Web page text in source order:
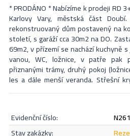
* PRODÁNO * Nabízíme k prodeji RD
Karlovy Vary, městská část
rekonstruovaný dům postavený na
století, s garáží cca 30m2 na DO.
69m2, v přízemí se nachází kuchyně
vanou, WC, ložnice, v patře pak
přiznanými trámy, druhý pokoj
les a dále menší veranda. Střešní
domu provedena před cca 10
ohřev vody bojler, kanalizace v ulici
Dům je umístěn na konci slepé
navazuje cyklostezka, možnost
nádraží) vlakem, zastávka Doubí poblíž
evidenční číslo:
stav zakázky: